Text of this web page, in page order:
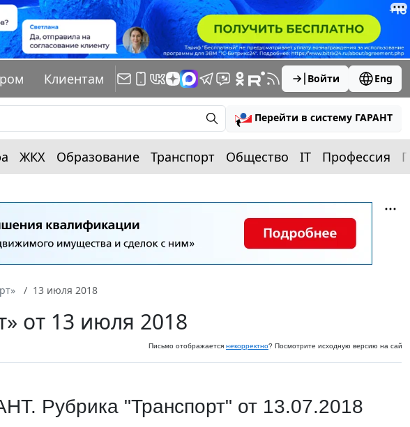
Клиентам Войти Eng
Перейти в систему ГАРАНТ
ЖКХ Образование Транспорт Общество IT Профессия
13 июля 2018
от 13 июля 2018
Письмо отображается некорректно? Посмотрите исходную версию на
Рубрика "Транспорт" от 13.07.2018